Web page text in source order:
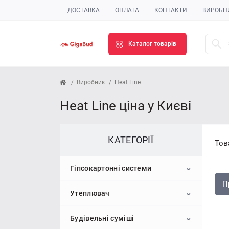
ДОСТАВКА ОПЛАТА КОНТАКТИ
Каталог товарів
Виробник Heat Line
Heat Line ціна у Києві
КАТЕГОРІЇ
Гіпсокартонні системи
Гіпсокартон
Стельовий гіпсокартон
Профіль для гіпсокартону
Утеплювач
Пінопласт
Будівельні суміші